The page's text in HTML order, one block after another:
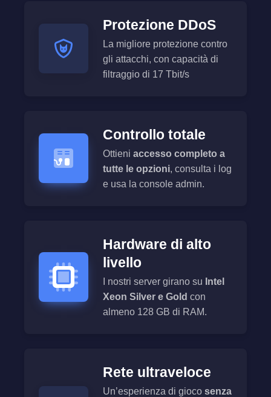
Protezione DDoS
La migliore protezione contro
gli attacchi, con capacità di
filtraggio di 17 Tbit/s
Controllo totale
Ottieni accesso completo a
tutte le opzioni, consulta i log
e usa la console admin.
Hardware di alto
livello
I nostri server girano su Intel
Xeon Silver e Gold con
almeno 128 GB di RAM.
Rete ultraveloce
Un’esperienza di gioco senza